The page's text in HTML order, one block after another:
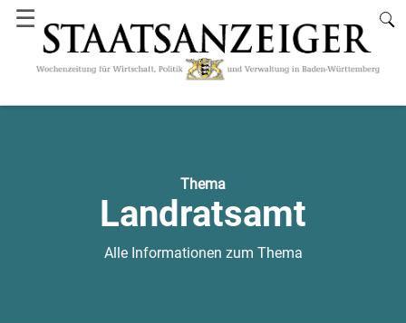
☰
Thema
Landratsamt
Alle Informationen zum Thema